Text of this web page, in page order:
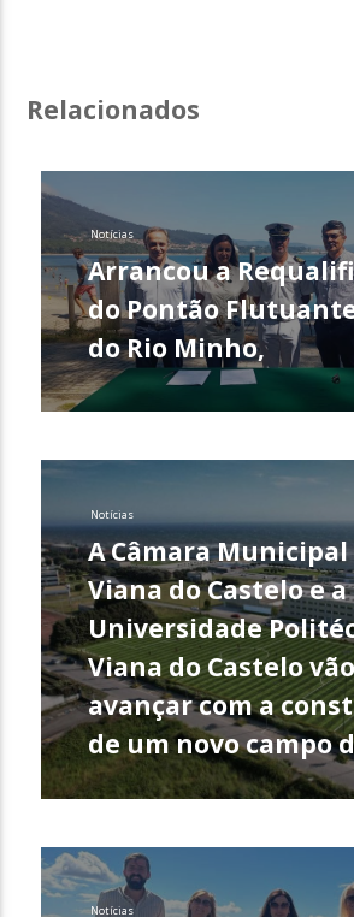
Relacionados
Notícias
Arrancou a
do Pontão
do Rio Minho,
Notícias
A Câmara Municipal
Viana do Castelo e a
Universidade
Viana do Castelo vão
avançar com a
de um novo campo
Notícias